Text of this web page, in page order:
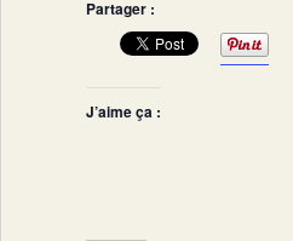
Partager :
J’aime ça :